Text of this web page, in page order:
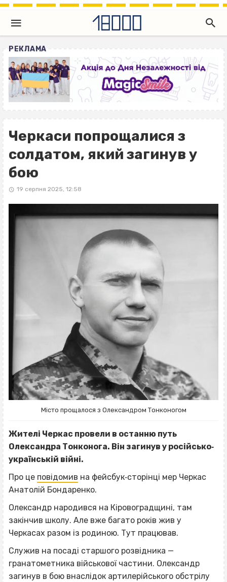
РЕКЛАМА
Черкаси попрощалися з
солдатом, який загинув у
бою
19 серпня 2025, 12:58
Місто прощалося з Олександром Тонконогом
Жителі Черкас провели в останню путь
Олександра Тонконога. Він загинув у російсько‐
українській війні.
Про це повідомив на фейсбук‐сторінці мер Черкас
Анатолій Бондаренко.
Олександр народився на Кіровоградщині, там
закінчив школу. Але вже багато років жив у
Черкасах разом із родиною. Тут працював.
Служив на посаді старшого розвідника —
гранатометника військової частини. Олександр
загинув в бою внаслідок артилерійського обстрілу